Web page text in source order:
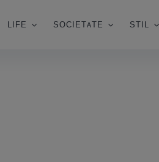
LIFE SOCIETATE STIL